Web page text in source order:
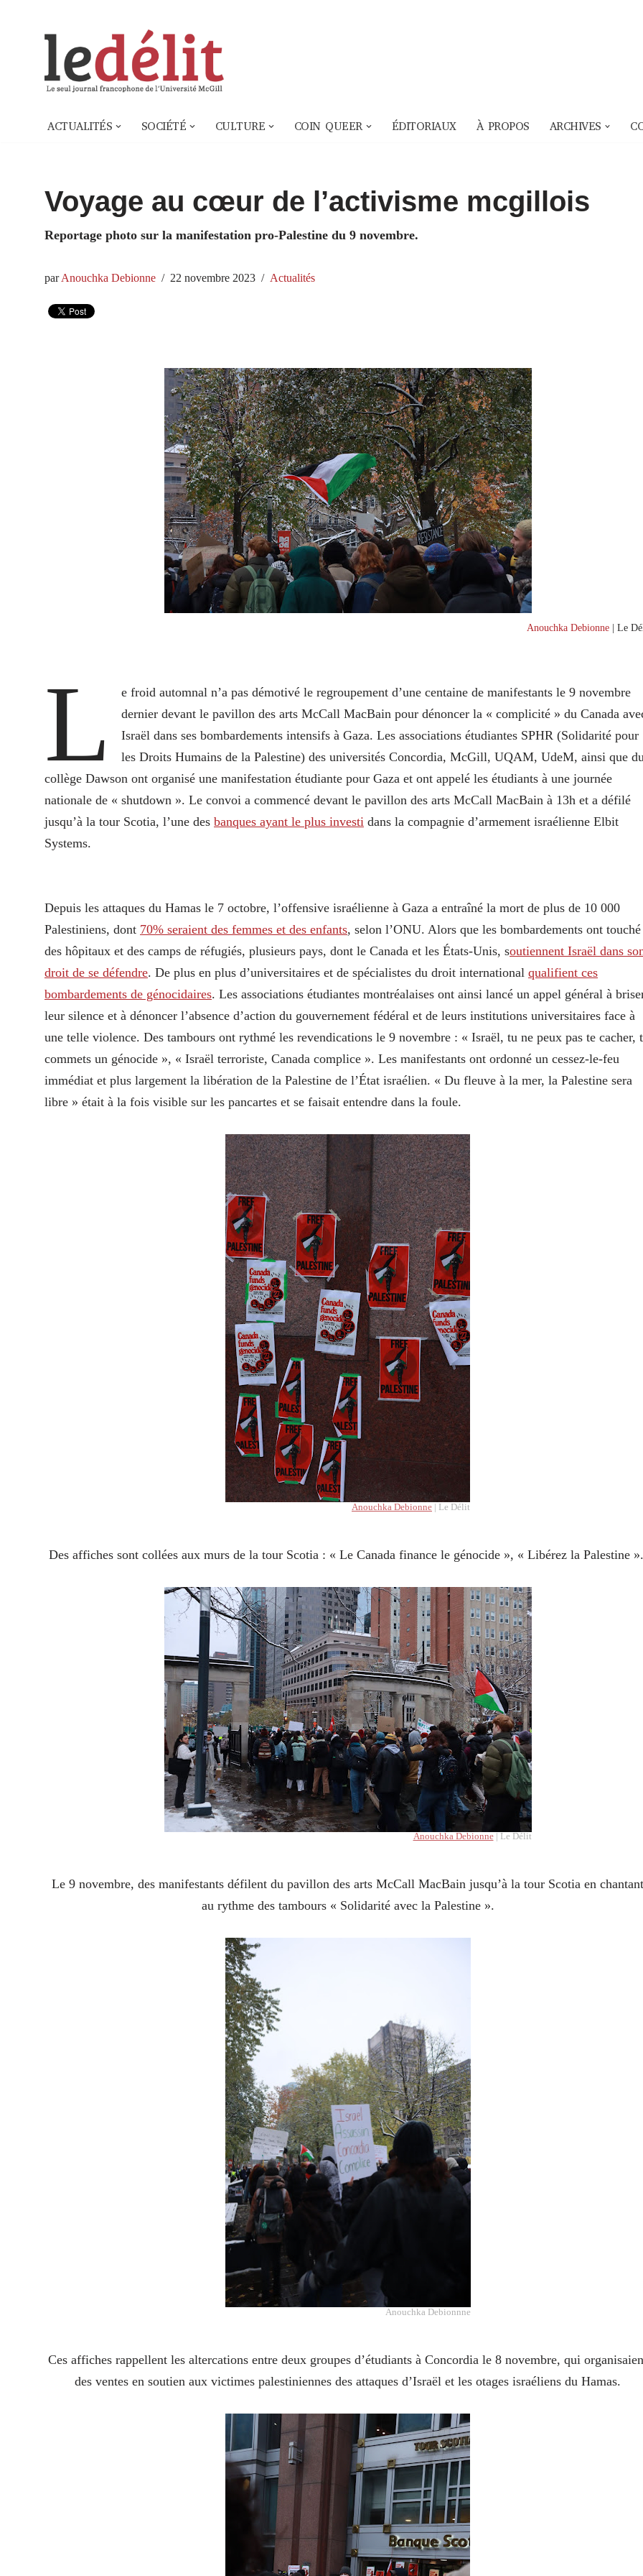
ACTUALITÉS SOCIÉTÉ CULTURE COIN QUEER ÉDITORIAUX À PROPOS ARCHIVES
Voyage au cœur de l’activisme mcgillois
Reportage photo sur la manifestation pro-Palestine du 9 novembre.
parAnouchka Debionne 22 novembre 2023 Actualités
Anouchka Debionne | Le
L
e froid automnal n’a pas démotivé le regroupement d’une centaine de manifestants le 9 novembre
dernier devant le pavillon des arts McCall MacBain pour dénoncer la « complicité » du Canada
Israël dans ses bombardements intensifs à Gaza. Les associations étudiantes SPHR (Solidarité pour
les Droits Humains de la Palestine) des universités Concordia, McGill, UQAM, UdeM, ainsi que
collège Dawson ont organisé une manifestation étudiante pour Gaza et ont appelé les étudiants à une journée
nationale de « shutdown ». Le convoi a commencé devant le pavillon des arts McCall MacBain à 13h et a défilé
jusqu’à la tour Scotia, l’une des banques ayant le plus investi dans la compagnie d’armement israélienne Elbit
Systems.
Depuis les attaques du Hamas le 7 octobre, l’offensive israélienne à Gaza a entraîné la mort de plus de 10 000
Palestiniens, dont 70% seraient des femmes et des enfants, selon l’ONU. Alors que les bombardements ont touché
des hôpitaux et des camps de réfugiés, plusieurs pays, dont le Canada et les États-Unis, soutiennent Israël dans
droit de se défendre. De plus en plus d’universitaires et de spécialistes du droit international qualifient ces
bombardements de génocidaires. Les associations étudiantes montréalaises ont ainsi lancé un appel général à
leur silence et à dénoncer l’absence d’action du gouvernement fédéral et de leurs institutions universitaires face à
une telle violence. Des tambours ont rythmé les revendications le 9 novembre : « Israël, tu ne peux pas te cacher,
commets un génocide », « Israël terroriste, Canada complice ». Les manifestants ont ordonné un cessez-le-feu
immédiat et plus largement la libération de la Palestine de l’État israélien. « Du fleuve à la mer, la Palestine sera
libre » était à la fois visible sur les pancartes et se faisait entendre dans la foule.
Anouchka Debionne | Le Délit
Des affiches sont collées aux murs de la tour Scotia : « Le Canada finance le génocide », « Libérez la Palestine
Anouchka Debionne| Le Délit
Le 9 novembre, des manifestants défilent du pavillon des arts McCall MacBain jusqu’à la tour Scotia en chantant
au rythme des tambours « Solidarité avec la Palestine ».
Anouchka Debionnne
Ces affiches rappellent les altercations entre deux groupes d’étudiants à Concordia le 8 novembre, qui
des ventes en soutien aux victimes palestiniennes des attaques d’Israël et les otages israéliens du Hamas.